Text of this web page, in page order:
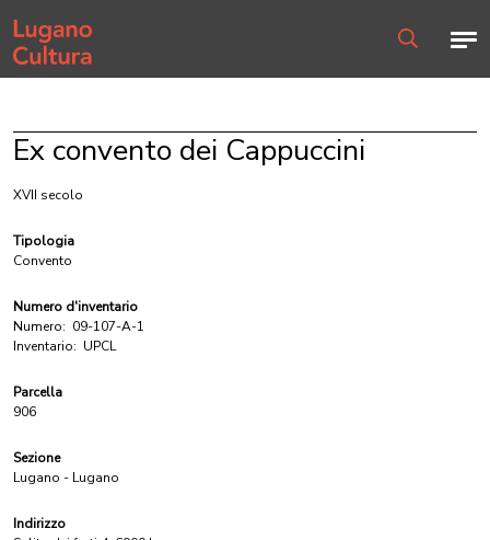
Home page
Ex convento dei Cappuccini
XVII secolo
Tipologia
Convento
Numero d'inventario
Numero: 09-107-A-1
Inventario: UPCL
Parcella
906
Sezione
Lugano - Lugano
Indirizzo